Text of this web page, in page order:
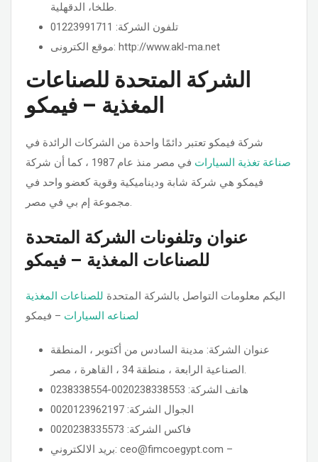
طلخا، الدقهلية.
تلفون الشركة: 01223991711
موقع الكترونى: http://www.akl-ma.net
الشركة المتحدة للصناعات
المغذية – فيمكو
شركة فيمكو تعتبر دائمًا واحدة من الشركات الرائدة في
صناعة تغذية السيارات
في مصر منذ عام 1987 ، كما أن شركة
فيمكو هي شركة شابة وديناميكية وقوية كعضو واحد في
مجموعة إم بي في مصر.
عنوان وتلفونات الشركة المتحدة
للصناعات المغذية – فيمكو
اليكم معلومات التواصل بالشركة المتحدة للصناعات المغذية
لصناعه السيارات – فيمكو
عنوان الشركة: مدينة السادس من أكتوبر ، المنطقة
الصناعية الرابعة ، منطقة 34 ، القاهرة ، مصر.
هاتف الشركة: 0020238338553-0238338554
الجوال الشركة: 0020123962197
فاكس الشركة: 0020238335573
بريد الالكتروني: ceo@fimcoegypt.com –